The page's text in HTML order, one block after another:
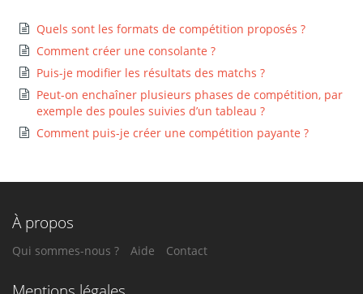
Quels sont les formats de compétition proposés ?
Comment créer une consolante ?
Puis-je modifier les résultats des matchs ?
Peut-on enchaîner plusieurs phases de compétition, par
exemple des poules suivies d’un tableau ?
Comment puis-je créer une compétition payante ?
À propos
Qui sommes-nous ? Aide Contact